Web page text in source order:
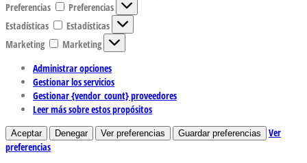
Preferencias
Preferencias
Estadísticas
Estadísticas
Marketing
Marketing
Administrar opciones
Gestionar los servicios
Gestionar {vendor_count} proveedores
Leer más sobre estos propósitos
Aceptar Denegar Ver preferencias Guardar preferencias
Ver
preferencias